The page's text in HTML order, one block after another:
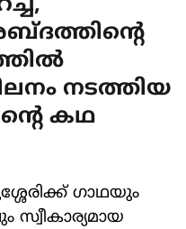
നടത്തിയ
കഥ
ഗാഥയും
സ്വീകാര്യമായ